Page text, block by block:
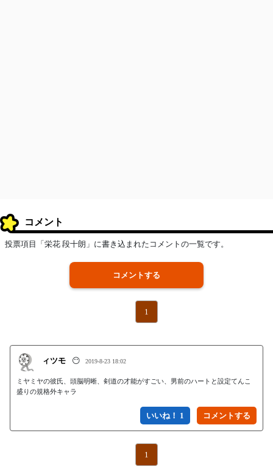
コメント
投票項目「栄花 段十朗」に書き込まれたコメントの一覧です。
コメントする
1
ィツモ 😶 2019-8-23 18:02
ミヤミヤの彼氏、頭脳明晰、剣道の才能がすごい、男前のハートと設定てんこ
盛りの規格外キャラ
いいね！ 1
1